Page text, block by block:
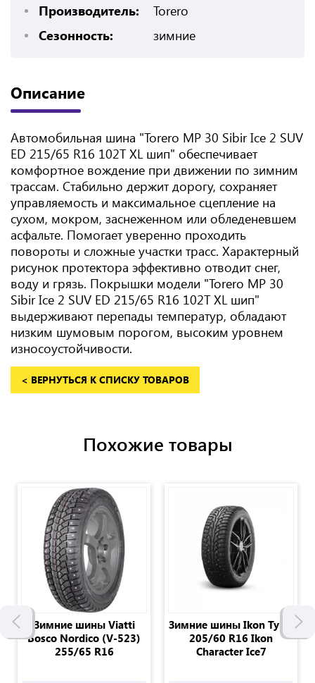
Производитель:
Torero
Сезонность:
зимние
Описание
Автомобильная шина "Torero MP 30 Sibir Ice 2 SUV
ED 215/65 R16 102T XL шип" обеспечивает
комфортное вождение при движении по зимним
трассам. Стабильно держит дорогу, сохраняет
управляемость и максимальное сцепление на
сухом, мокром, заснеженном или обледеневшем
асфальте. Помогает уверенно проходить
повороты и сложные участки трасс. Характерный
рисунок протектора эффективно отводит снег,
воду и грязь. Покрышки модели "Torero MP 30
Sibir Ice 2 SUV ED 215/65 R16 102T XL шип"
выдерживают перепады температур, обладают
низким шумовым порогом, высоким уровнем
износоустойчивости.
< ВЕРНУТЬСЯ К СПИСКУ ТОВАРОВ
Похожие товары
Зимние шины Viatti
Bosco Nordico (V-523)
255/65 R16
Зимние шины Ikon Tyres
205/60 R16 Ikon
Character Ice7